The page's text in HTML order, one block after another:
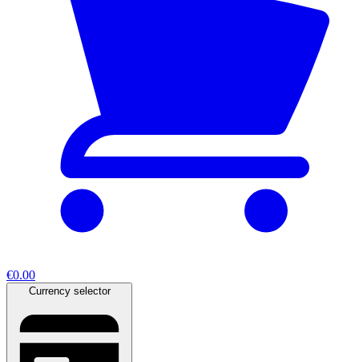
€0.00
Currency selector